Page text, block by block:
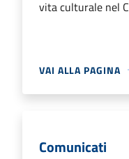
vita culturale nel
VAI ALLA PAGINA
Comunicati